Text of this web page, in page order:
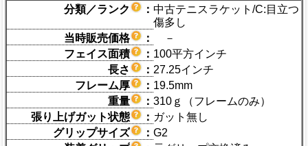
分類／ランク
： 中古テニスラケット/C:目立つ
傷多し
当時販売価格
：
－
フェイス面積
： 100平方インチ
長さ
： 27.25インチ
フレーム厚
： 19.5mm
重量
： 310ｇ（フレームのみ）
張り上げガット状態
： ガット無し
グリップサイズ
： G2